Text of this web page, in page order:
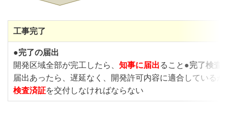
工事完了
●完了の届出
開発区域全部が完工したら、 知事に届出ること●完了検査
届出あったら、遅延なく、開発許可内容に適合しているか
検査済証を交付しなければならない